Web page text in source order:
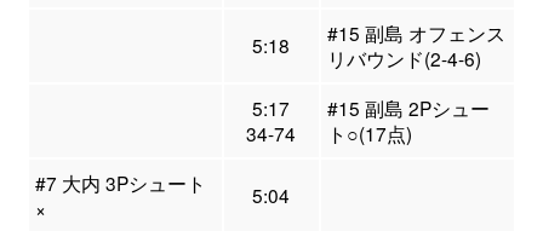
5:18
#15 副島 オフェンス
リバウンド(2-4-6)
5:17
34-74
#15 副島 2Pシュー
ト○(17点)
#7 大内 3Pシュート
×
5:04